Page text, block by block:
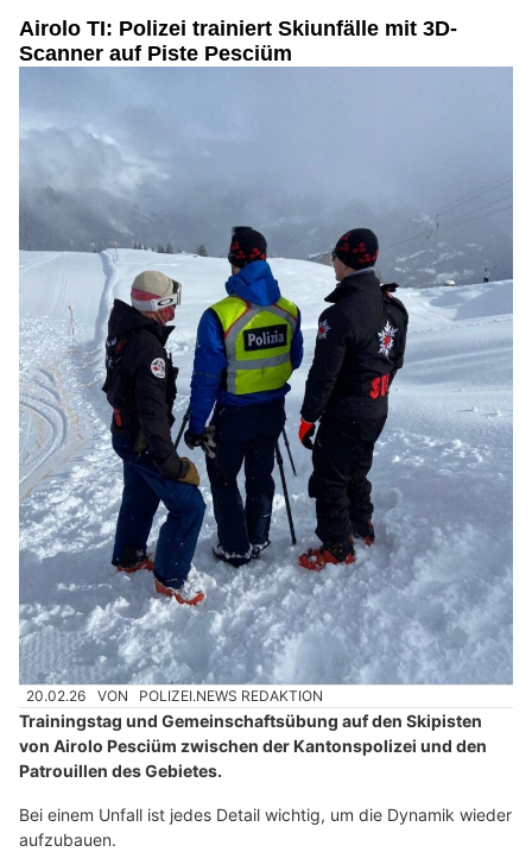
Airolo TI: Polizei trainiert Skiunfälle mit 3D-
Scanner auf Piste Pesciüm
20.02.26 VON POLIZEI.NEWS REDAKTION
Trainingstag und Gemeinschaftsübung auf den Skipisten
von Airolo Pesciüm zwischen der Kantonspolizei und den
Patrouillen des Gebietes.
Bei einem Unfall ist jedes Detail wichtig, um die Dynamik wieder
aufzubauen.